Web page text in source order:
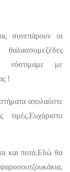
συνεπάρουν οι
νόστιμαμε με
!
απολαύστε
τιμές.Ευχάριστο
και ποτά.Εδώ θα